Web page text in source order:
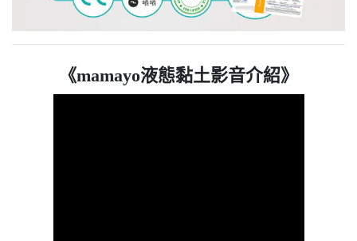
《mamayo液態黏土影音介紹》